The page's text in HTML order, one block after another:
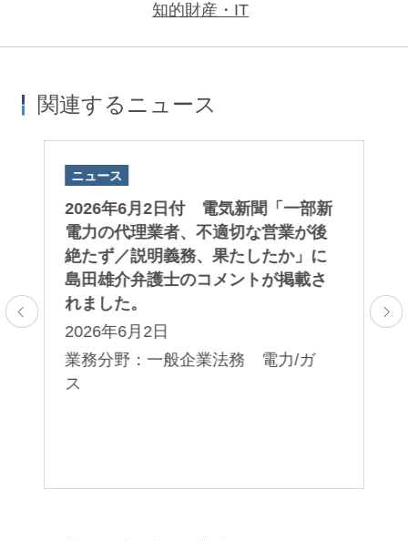
知的財産・IT
関連するニュース
ニュース
2026年6月2日付 電気新聞「一部新
電力の代理業者、不適切な営業が後
絶たず／説明義務、果たしたか」に
島田雄介弁護士のコメントが掲載さ
れました。
2026年6月2日
業務分野：一般企業法務 電力/ガ
ス